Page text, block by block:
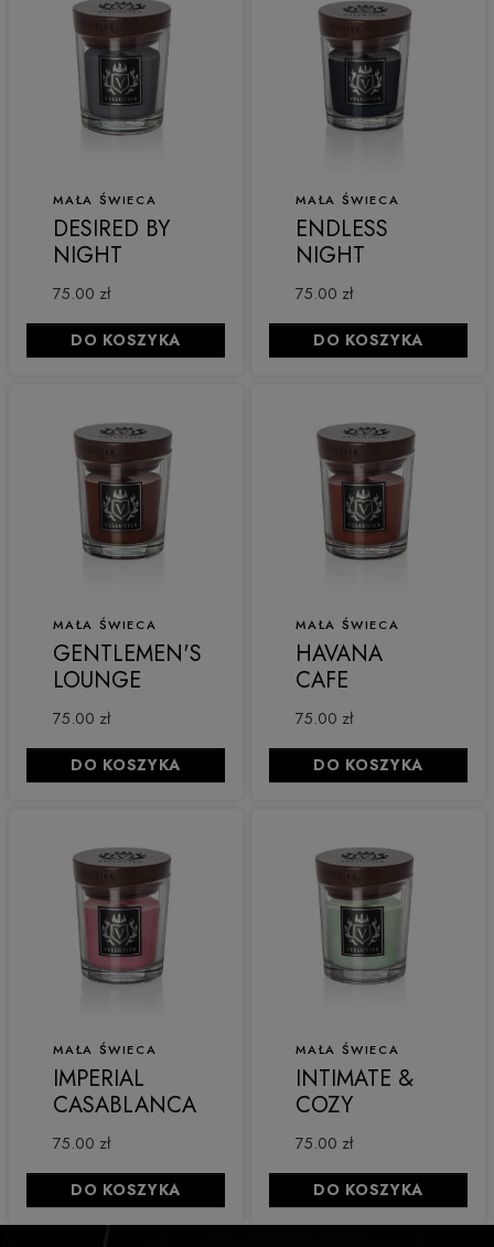
MAŁA ŚWIECA
DESIRED BY
NIGHT
75.00 zł
DO KOSZYKA
MAŁA ŚWIECA
ENDLESS
NIGHT
75.00 zł
DO KOSZYKA
MAŁA ŚWIECA
GENTLEMEN'S
LOUNGE
75.00 zł
DO KOSZYKA
MAŁA ŚWIECA
HAVANA
CAFE
75.00 zł
DO KOSZYKA
MAŁA ŚWIECA
IMPERIAL
CASABLANCA
75.00 zł
DO KOSZYKA
MAŁA ŚWIECA
INTIMATE &
COZY
75.00 zł
DO KOSZYKA